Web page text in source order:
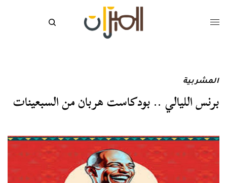
المشربية
برنس الليالي .. بودكاست هربان من السبعينات